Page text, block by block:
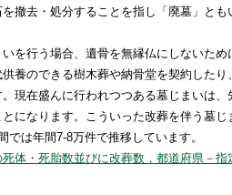
撤去・処分することを指し「廃墓」と
を行う場合、遺骨を無縁仏にしないた
養のできる樹木葬や納骨堂を契約した
現在盛んに行われつつある墓じまいは
になります。こういった改葬を伴う墓
では年間7-8万件で推移しています。
体・死胎数並びに改葬数，都道府県－